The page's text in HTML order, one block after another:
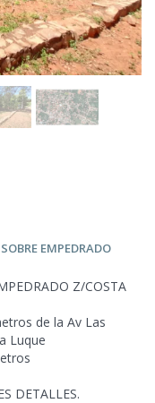
EMPEDRADO
Z/COSTA
de la Av Las
Luque
DETALLES.